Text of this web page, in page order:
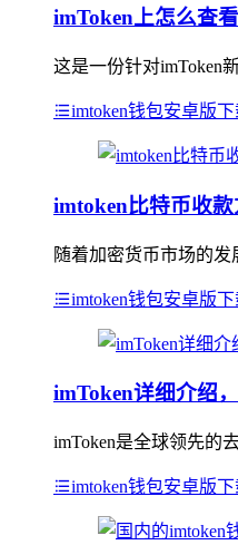
imToken上怎么查
这是一份针对imToken
imtoken钱包安卓版
imtoken比特币收
随着加密货币市场的
imtoken钱包安卓版
imToken详细介绍
imToken是全球领先的
imtoken钱包安卓版